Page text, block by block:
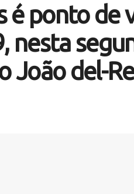
é ponto de
nesta
João del-